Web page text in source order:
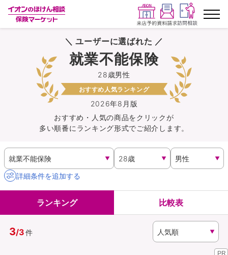
ランキングから探す
保険を比較する
保険会社から探す
イオンカード会員さま専用保険
キャンペーン一覧
イオングループ従業員さま向け
＼ ユーザーに選ばれた ／
2026年8月版
28歳男性
就業不能保険
おすすめ人気ランキング
おすすめ・人気の商品をクリックが
多い順番にランキング形式でご紹介します。
詳細条件を追加する
ランキング 比較表
3/3件
PR